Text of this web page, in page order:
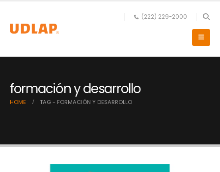
(222) 229-2000
formación y desarrollo
HOME TAG - FORMACIÓN Y DESARROLLO